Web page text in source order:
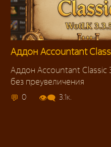
Аддон Accountant
Аддон Accountant Classic
без преувеличения
0 3.1к.